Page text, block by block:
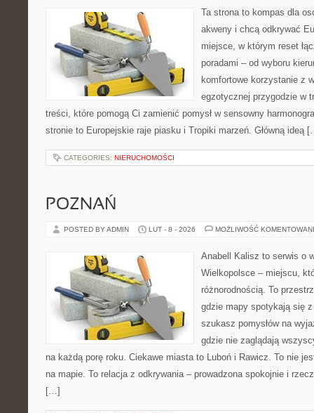
Ta strona to kompas dla
akweny i chcą odkrywać
miejsce, w którym reset
poradami – od wyboru
komfortowe korzystanie z
egzotycznej przygodzie w
treści, które pomogą Ci zamienić pomysł w sensowny
stronie to Europejskie raje piasku i Tropiki marzeń. Główną ideą
CATEGORIES: NIERUCHOMOŚCI
POZNAŃ
POSTED BY ADMIN LUT - 8 - 2026 MOŻLIWOŚĆ
Anabell Kalisz to serwis o
Wielkopolsce – miejscu,
różnorodnością. To
gdzie mapy spotykają się
szukasz pomysłów na
gdzie nie zaglądają
na każdą porę roku. Ciekawe miasta to Luboń i Rawicz. To nie
na mapie. To relacja z odkrywania – prowadzona spokojnie i
[…]